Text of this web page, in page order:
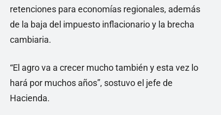
retenciones para economías regionales, además
de la baja del impuesto inflacionario y la brecha
cambiaria.
“El agro va a crecer mucho también y esta vez lo
hará por muchos años”, sostuvo el jefe de
Hacienda.